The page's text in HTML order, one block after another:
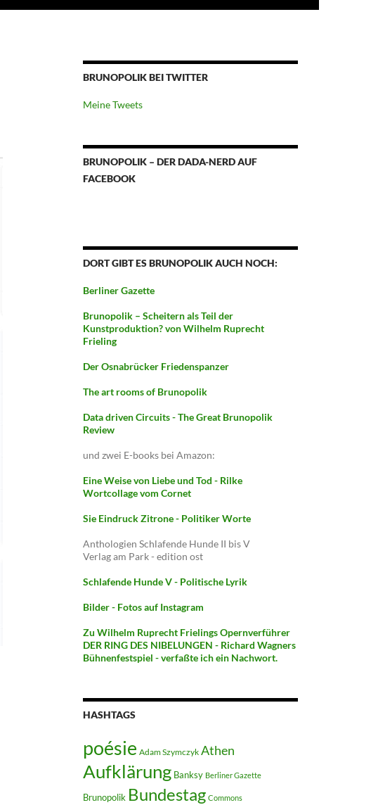
BRUNOPOLIK BEI TWITTER
Meine Tweets
BRUNOPOLIK – DER DADA-NERD AUF
FACEBOOK
DORT GIBT ES BRUNOPOLIK AUCH NOCH:
Berliner Gazette
Brunopolik – Scheitern als Teil der
Kunstproduktion? von Wilhelm Ruprecht
Frieling
Der Osnabrücker Friedenspanzer
The art rooms of Brunopolik
Data driven Circuits - The Great Brunopolik
Review
und zwei E-books bei Amazon:
Eine Weise von Liebe und Tod - Rilke
Wortcollage vom Cornet
Sie Eindruck Zitrone - Politiker Worte
Anthologien Schlafende Hunde II bis V
Verlag am Park - edition ost
Schlafende Hunde V - Politische Lyrik
Bilder - Fotos auf Instagram
Zu Wilhelm Ruprecht Frielings Opernverführer
DER RING DES NIBELUNGEN - Richard Wagners
Bühnenfestspiel - verfaßte ich ein Nachwort.
HASHTAGS
poésie Adam Szymczyk Athen
Aufklärung Banksy Berliner Gazette
Brunopolik Bundestag Commons